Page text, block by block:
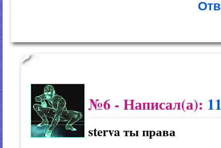
№6 - Написал(а):
sterva ты права